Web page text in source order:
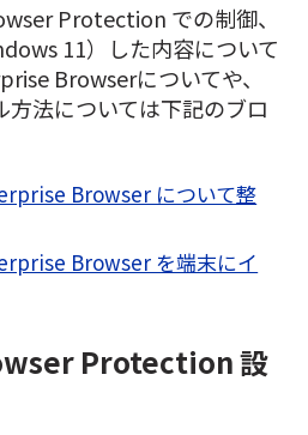
Protection での制御、
11）した内容について
Browserについてや、
法については下記のブロ
Browser について整
Browser を端末にイ
Protection 設